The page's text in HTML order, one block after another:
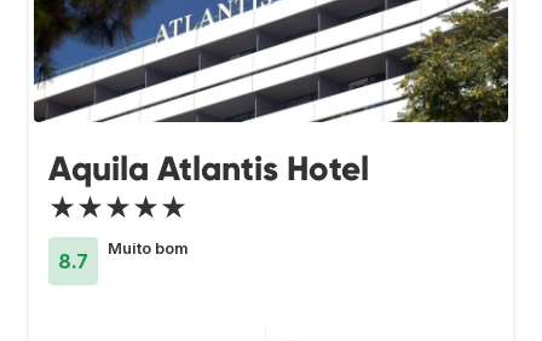
Aquila Atlantis Hotel
★★★★★
8.7
Muito bom